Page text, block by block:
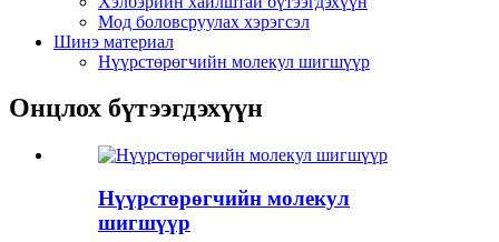
Мод боловсруулах хэрэгсэл
Шинэ материал
Нүүрстөрөгчийн молекул шигшүүр
Онцлох бүтээгдэхүүн
Нүүрстөрөгчийн молекул
шигшүүр